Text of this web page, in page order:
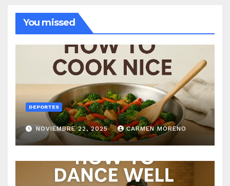
You missed
DEPORTES
NOVIEMBRE 22, 2025 CARMEN MORENO